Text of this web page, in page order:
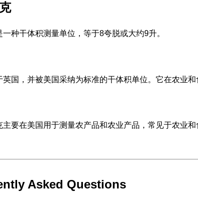
一种干体积测量单位，等于8夸脱或大约9升。
英国，并被美国采纳为标准的干体积单位。它在农业
主要在美国用于测量农产品和农业产品，常见于农业
Asked Questions